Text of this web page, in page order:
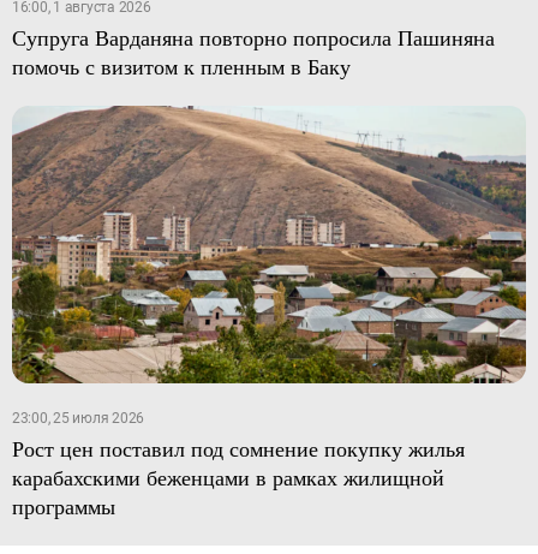
16:00, 1 августа 2026
Супруга Варданяна повторно попросила Пашиняна
помочь с визитом к пленным в Баку
23:00, 25 июля 2026
Рост цен поставил под сомнение покупку жилья
карабахскими беженцами в рамках жилищной
программы